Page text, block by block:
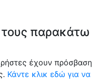
τους παρακάτω
έχουν πρόσβαση
Κάντε κλικ εδώ για να